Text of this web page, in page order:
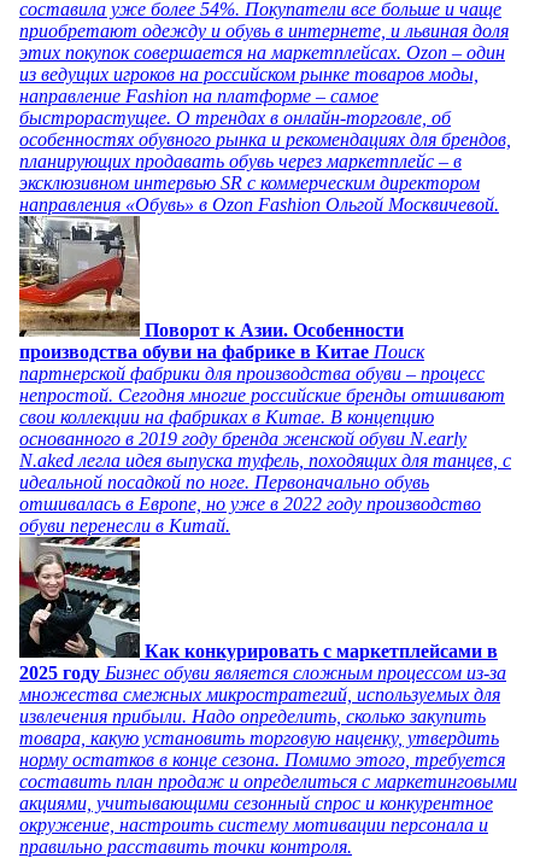
составила уже более 54%. Покупатели все больше и чаще
приобретают одежду и обувь в интернете, и львиная доля
этих покупок совершается на маркетплейсах. Ozon – один
из ведущих игроков на российском рынке товаров моды,
направление Fashion на платформе – самое
быстрорастущее. О трендах в онлайн-торговле, об
особенностях обувного рынка и рекомендациях для брендов,
планирующих продавать обувь через маркетплейс – в
эксклюзивном интервью SR с коммерческим директором
направления «Обувь» в Ozon Fashion Ольгой Москвичевой.
Поворот к Азии. Особенности
производства обуви на фабрике в Китае Поиск
партнерской фабрики для производства обуви – процесс
непростой. Сегодня многие российские бренды отшивают
свои коллекции на фабриках в Китае. В концепцию
основанного в 2019 году бренда женской обуви N.early
N.aked легла идея выпуска туфель, походящих для танцев, с
идеальной посадкой по ноге. Первоначально обувь
отшивалась в Европе, но уже в 2022 году производство
обуви перенесли в Китай.
Как конкурировать с маркетплейсами в
2025 году Бизнес обуви является сложным процессом из-за
множества смежных микростратегий, используемых для
извлечения прибыли. Надо определить, сколько закупить
товара, какую установить торговую наценку, утвердить
норму остатков в конце сезона. Помимо этого, требуется
составить план продаж и определиться с маркетинговыми
акциями, учитывающими сезонный спрос и конкурентное
окружение, настроить систему мотивации персонала и
правильно расставить точки контроля.